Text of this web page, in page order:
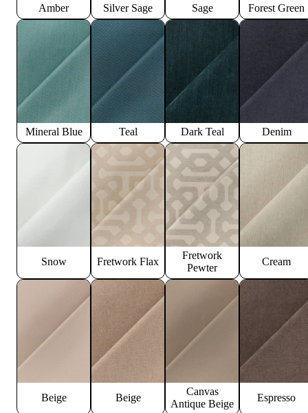
Amber Silver Sage Sage Forest Green
Mineral Blue Teal Dark Teal Denim
Snow Fretwork Flax
Fretwork
Pewter
Cream
Beige Beige
Canvas
Antique Beige
Espresso